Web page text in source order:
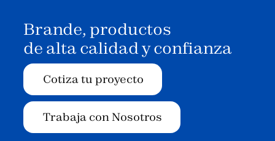
Brande, productos
de alta calidad y confianza
Cotiza tu proyecto
Trabaja con Nosotros